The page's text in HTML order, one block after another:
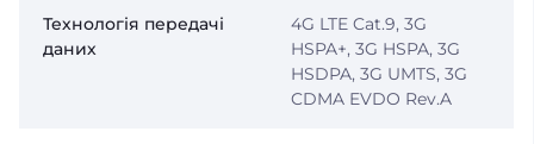
Технологія передачі
даних
4G LTE Cat.9, 3G
HSPA+, 3G HSPA, 3G
HSDPA, 3G UMTS, 3G
CDMA EVDO Rev.A